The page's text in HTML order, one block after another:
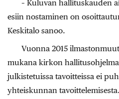
– Kuluvan hallituskauden
esiin nostaminen on
Keskitalo sanoo.
Vuonna 2015
mukana kirkon
julkistetuissa tavoitteissa ei
yhteiskunnan